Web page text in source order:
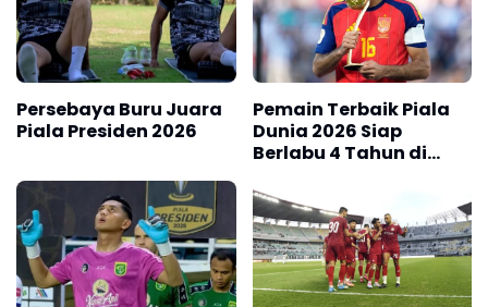
Persebaya Buru Juara
Piala Presiden 2026
Pemain Terbaik Piala
Dunia 2026 Siap
Berlabu 4 Tahun di